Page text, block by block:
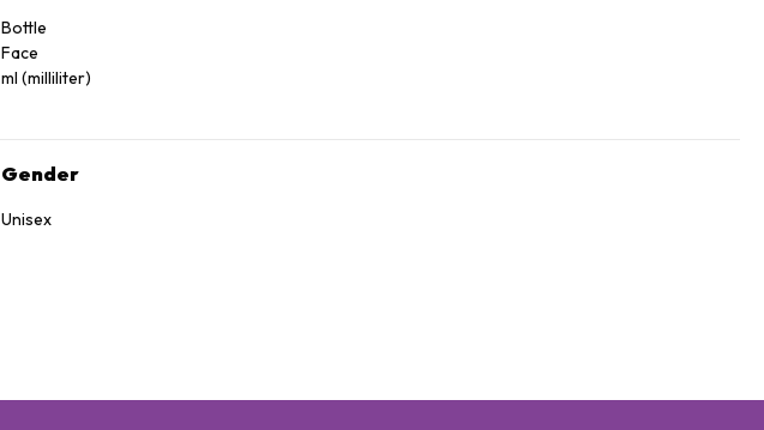
Bottle
Face
ml (milliliter)
Gender
Unisex